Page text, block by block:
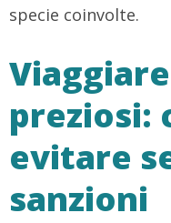
specie coinvolte.
preziosi:
evitare
sanzioni